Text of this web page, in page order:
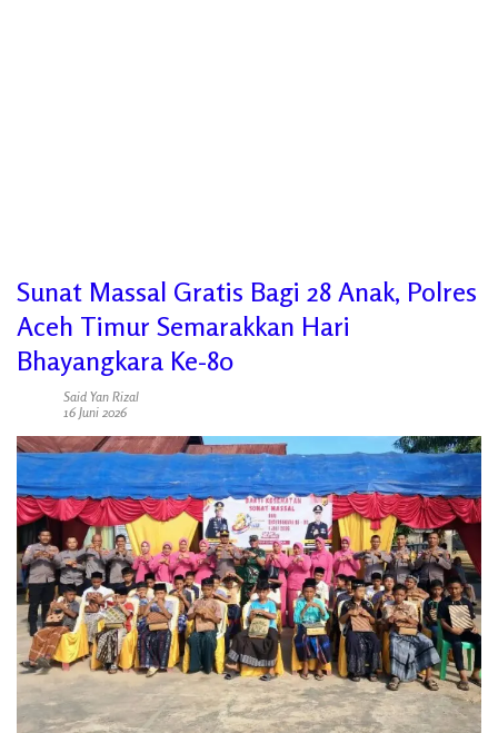
Sunat Massal Gratis Bagi 28 Anak, Polres
Aceh Timur Semarakkan Hari
Bhayangkara Ke-80
Said Yan Rizal
16 Juni 2026